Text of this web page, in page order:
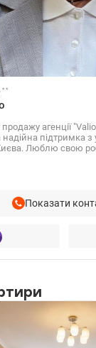
**
продажу агенції
підтримка з
Люблю свою
за допомогою.
Адже це
Тому
Запрошую до
Показати